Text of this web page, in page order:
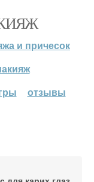
и причесок
отзывы